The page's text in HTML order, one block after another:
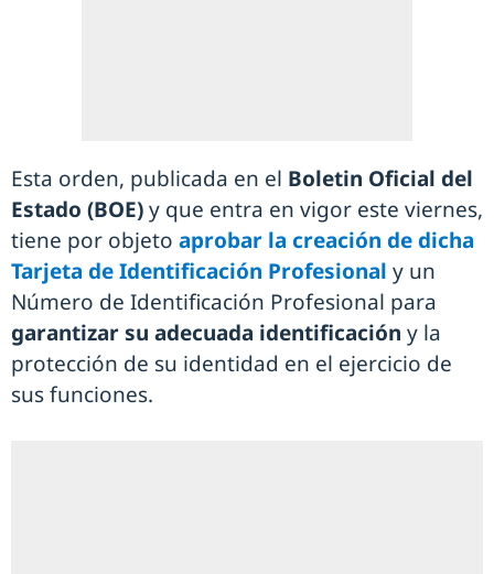
Esta orden, publicada en el Boletin Oficial del
Estado (BOE)y que entra en vigor este viernes,
tiene por objeto aprobar la creación de dicha
Tarjeta de Identificación Profesional y un
Número de Identificación Profesional para
garantizar su adecuada identificación y la
protección de su identidad en el ejercicio de
sus funciones.